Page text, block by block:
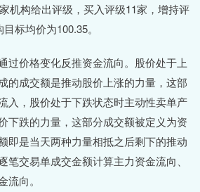
机构给出评级，买入评级11家，增持评
标均价为100.35。
过价格变化反推资金流向。股价处于上
的成交额是推动股价上涨的力量，这部
入，股价处于下跌状态时主动性卖单产
下跌的力量，这部分成交额被定义为资
即是当天两种力量相抵之后剩下的推动
笔交易单成交金额计算主力资金流向、
向。